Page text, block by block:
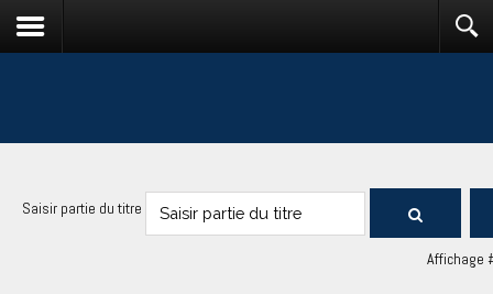
Saisir partie du titre
Affichage